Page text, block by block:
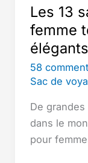
Les 13
femme
58
Sac de
De
dans le
pour